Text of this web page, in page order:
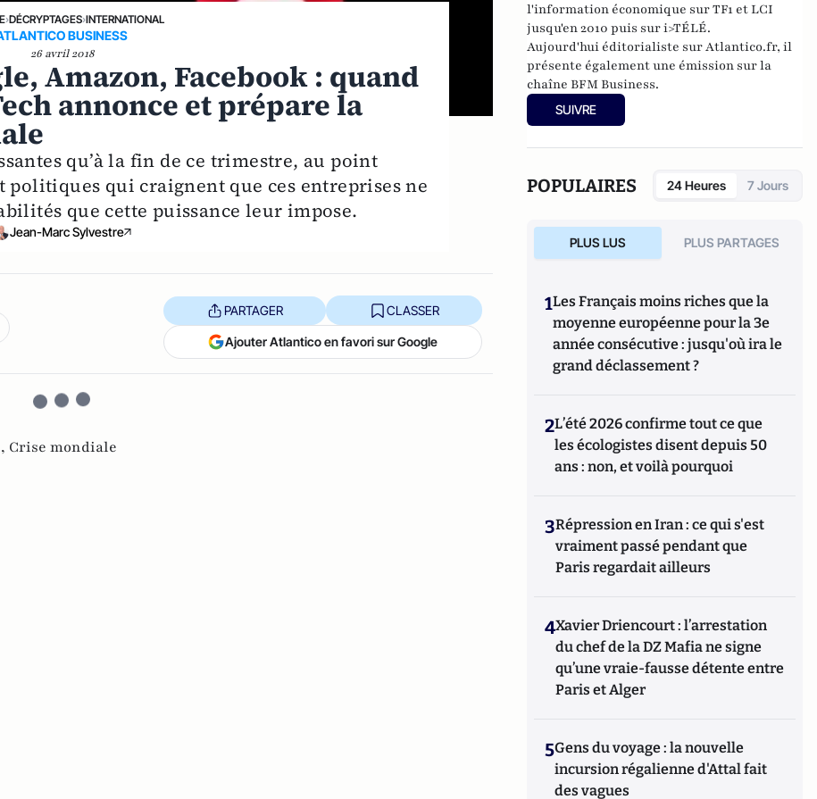
›DÉCRYPTAGES›INTERNATIONAL
BUSINESS
26 avril 2018
Amazon, Facebook : quand
annonce et prépare la
qu’à la fin de ce trimestre, au point
qui craignent que ces entreprises ne
que cette puissance leur impose.
Jean-Marc Sylvestre
PARTAGER CLASSER
Ajouter Atlantico en favori sur Google
Crise mondiale
l'information économique sur TF1 et LCI
jusqu'en 2010 puis sur i>TÉLÉ.
Aujourd'hui éditorialiste sur Atlantico.fr, il
présente également une émission sur la
chaîne BFM Business.
SUIVRE
POPULAIRES 24 Heures 7 Jours
PLUS LUS PLUS PARTAGES
1Les Français moins riches que la
moyenne européenne pour la 3e
année consécutive : jusqu'où ira le
grand déclassement ?
2L’été 2026 confirme tout ce que
les écologistes disent depuis 50
ans : non, et voilà pourquoi
3Répression en Iran : ce qui s'est
vraiment passé pendant que
Paris regardait ailleurs
4Xavier Driencourt : l’arrestation
du chef de la DZ Mafia ne signe
qu’une vraie-fausse détente entre
Paris et Alger
5Gens du voyage : la nouvelle
incursion régalienne d'Attal fait
des vagues